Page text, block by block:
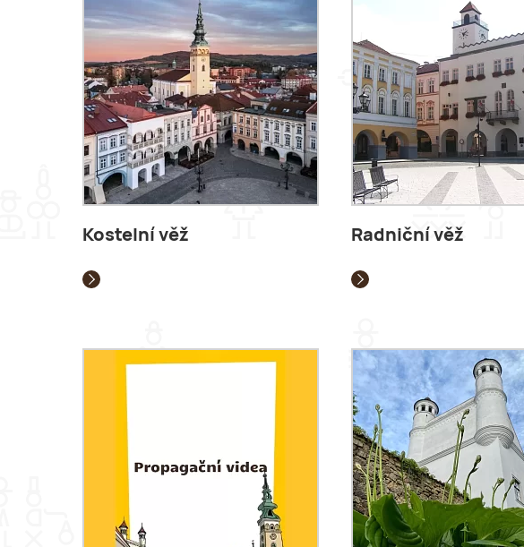
Kostelní věž Radniční věž